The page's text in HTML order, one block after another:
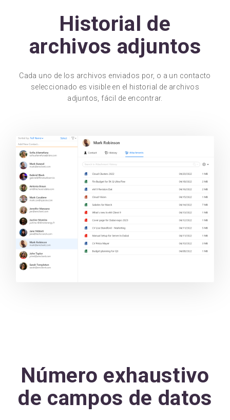
Historial de
archivos adjuntos
Cada uno de los archivos enviados por, o a un contacto
seleccionado es visible en el historial de archivos
adjuntos, fácil de encontrar.
Número exhaustivo
de campos de datos